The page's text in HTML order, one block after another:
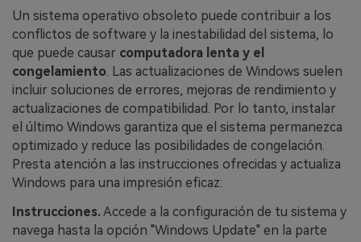
Un sistema operativo obsoleto puede contribuir a los
conflictos de software y la inestabilidad del sistema, lo
que puede causar computadora lenta y el
congelamiento . Las actualizaciones de Windows suelen
incluir soluciones de errores, mejoras de rendimiento y
actualizaciones de compatibilidad. Por lo tanto, instalar
el último Windows garantiza que el sistema permanezca
optimizado y reduce las posibilidades de congelación.
Presta atención a las instrucciones ofrecidas y actualiza
Windows para una impresión eficaz:
Instrucciones.Accede a la configuración de tu sistema y
navega hasta la opción "Windows Update" en la parte